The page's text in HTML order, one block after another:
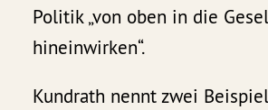
Politik „von oben in die
hineinwirken“.
Kundrath nennt zwei